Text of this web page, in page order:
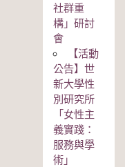
社群重
構」研討
會
【活動
公告】世
新大學性
別研究所
「女性主
義實踐：
服務與學
術」